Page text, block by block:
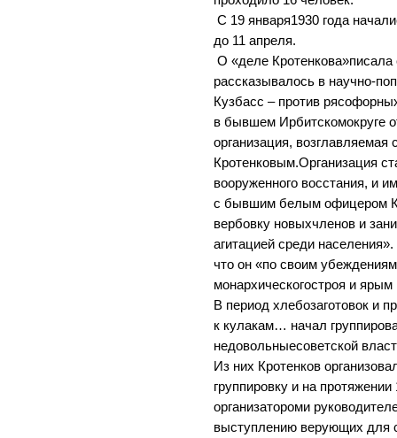
С 19 января1930 года
до 11 апреля.
О «деле Кротенкова»писала
рассказывалось в научно-
Кузбасс – против
в бывшем Ирбитскомокруге
организация, возглавляемая
Кротенковым.Организация
вооруженного восстания, и
с бывшим белым офицером
вербовку новыхчленов и
агитацией среди
что он «по своим
монархическогостроя и
В период хлебозаготовок и
к кулакам… начал
недовольныесоветской
Из них Кротенков
группировку и на
организатороми
выступлению верующих для